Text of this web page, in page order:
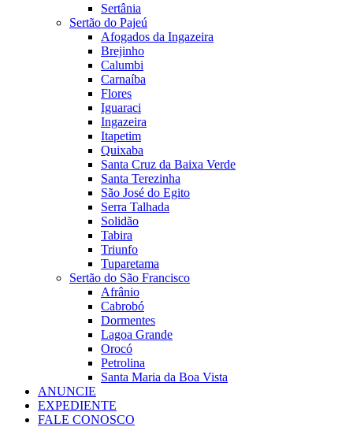
Sertânia
Sertão do Pajeú
Afogados da Ingazeira
Brejinho
Calumbi
Carnaíba
Flores
Iguaraci
Ingazeira
Itapetim
Quixaba
Santa Cruz da Baixa Verde
Santa Terezinha
São José do Egito
Serra Talhada
Solidão
Tabira
Triunfo
Tuparetama
Sertão do São Francisco
Afrânio
Cabrobó
Dormentes
Lagoa Grande
Orocó
Petrolina
Santa Maria da Boa Vista
ANUNCIE
EXPEDIENTE
FALE CONOSCO